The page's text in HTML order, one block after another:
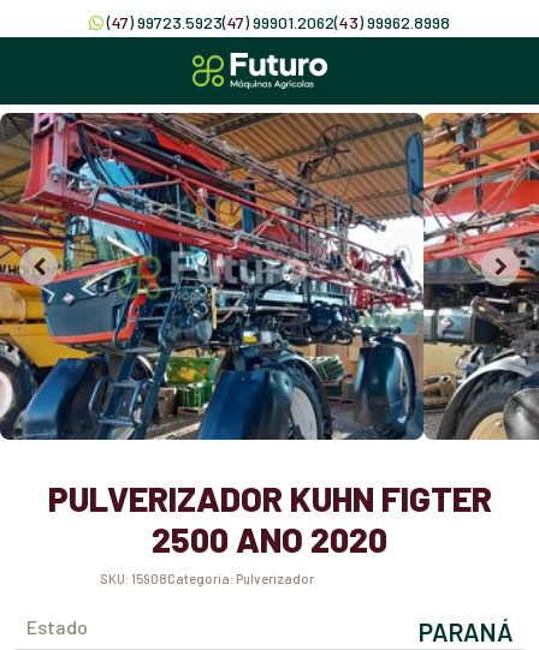
(47) 99723.5923(47) 99901.2062(43) 99962.8998
PULVERIZADOR KUHN FIGTER
2500 ANO 2020
SKU: 15908 Categoria: Pulverizador
Estado PARANÁ